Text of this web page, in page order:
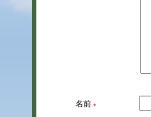
名前 *